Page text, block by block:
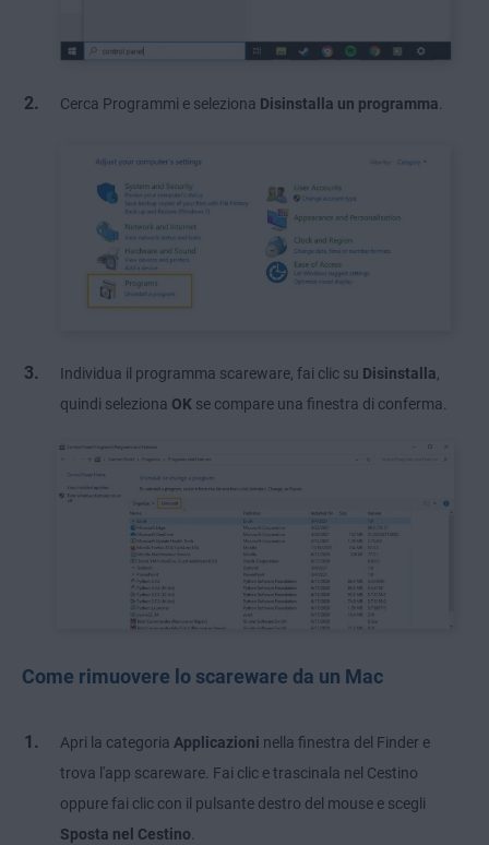
Cerca Programmi e seleziona Disinstalla un programma
Individua il programma scareware, fai clic su Disinstalla
quindi seleziona OK se compare una finestra di conferma.
Come rimuovere lo scareware da un Mac
Apri la categoria Applicazioni nella finestra del Finder e
trova l'app scareware. Fai clic e trascinala nel Cestino
oppure fai clic con il pulsante destro del mouse e scegli
Sposta nel Cestino